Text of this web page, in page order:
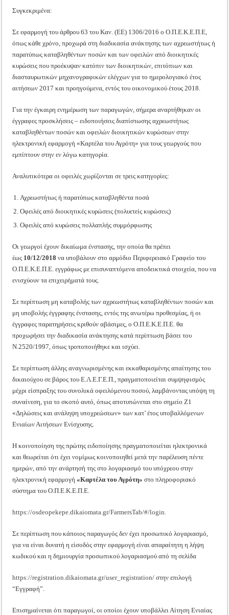
Συγκεκριμένα:
Σε εφαρμογή του άρθρου 63 του Καν. (ΕΕ) 1306/2016 ο Ο.Π.Ε.Κ.Ε.Π.Ε,
όπως κάθε χρόνο, προχωρά στη διαδικασία ανάκτησης των αχρεωστήτως ή
παρατύπως καταβληθέντων ποσών και των οφειλών από διοικητικές
κυρώσεις που προέκυψαν κατόπιν των διοικητικών, επιτόπιων και
διασταυρωτικών μηχανογραφικών ελέγχων για το ημερολογιακό έτος
αιτήσεων 2017 και προηγούμενα, εντός του οικονομικού έτους 2018.
Για την έγκαιρη ενημέρωση των παραγωγών, σήμερα αναρτήθηκαν οι
έγγραφες προσκλήσεις – ειδοποιήσεις διαπίστωσης αχρεωστήτως
καταβληθέντων ποσών και οφειλών διοικητικών κυρώσεων στην
ηλεκτρονική εφαρμογή «Καρτέλα του Αγρότη» για τους γεωργούς που
εμπίπτουν στην εν λόγω κατηγορία.
Αναλυτικότερα οι οφειλές χωρίζονται σε τρεις κατηγορίες:
Αχρεωστήτως ή παρατύπως καταβληθέντα ποσά
Οφειλές από διοικητικές κυρώσεις (πολυετείς κυρώσεις)
Οφειλές από κυρώσεις πολλαπλής συμμόρφωσης
Οι γεωργοί έχουν δικαίωμα ένστασης, την οποία θα πρέπει
έως 10/12/2018 να υποβάλουν στο αρμόδιο Περιφερειακό Γραφείο του
Ο.Π.Ε.Κ.Ε.Π.Ε. εγγράφως με επισυναπτόμενα αποδεικτικά στοιχεία, που να
ενισχύουν τα επιχειρήματά τους.
Σε περίπτωση μη καταβολής των αχρεωστήτως καταβληθέντων ποσών και
μη υποβολής έγγραφης ένστασης, εντός της ανωτέρω προθεσμίας, ή οι
έγγραφες παρατηρήσεις κριθούν αβάσιμες, ο Ο.Π.Ε.Κ.Ε.Π.Ε. θα
προχωρήσει την διαδικασία ανάκτησης κατά περίπτωση βάσει του
Ν.2520/1997, όπως τροποποιήθηκε και ισχύει.
Σε περίπτωση άλλης αναγνωρισμένης και εκκαθαρισμένης απαίτησης του
δικαιούχου σε βάρος του Ε.Λ.Ε.Γ.Ε.Π., πραγματοποιείται συμψηφισμός
μέχρι είσπραξης του συνολικά οφειλόμενου ποσού, λαμβάνοντας υπόψη τη
συναίνεση, για το σκοπό αυτό, όπως αποτυπώνεται στο σημείο Ζ1
«Δηλώσεις και ανάληψη υποχρεώσεων» των κατ’ έτος υποβαλλόμενων
Ενιαίων Αιτήσεων Ενίσχυσης.
Η κοινοποίηση της πρώτης ειδοποίησης πραγματοποιείται ηλεκτρονικά
και θεωρείται ότι έχει νομίμως κοινοποιηθεί μετά την παρέλευση πέντε
ημερών, από την ανάρτησή της στο λογαριασμό του υπόχρεου στην
ηλεκτρονική εφαρμογή«Καρτέλα του Αγρότη» στο πληροφοριακό
σύστημα του Ο.Π.Ε.Κ.Ε.Π.Ε.
https://osdeopekepe.dikaiomata.gr/FarmersTab/#/login.
Σε περίπτωση που κάποιος παραγωγός δεν έχει προσωπικό λογαριασμό,
για να είναι δυνατή η είσοδός στην εφαρμογή είναι απαραίτητη η λήψη
κωδικού και η δημιουργία προσωπικού λογαριασμού από τη σελίδα
https://registration.dikaiomata.gr/user_registration/ στην επιλογή
“Εγγραφή”.
Επισημαίνεται ότι παραγωγοί, οι οποίοι έχουν υποβάλλει Αίτηση Ενιαίας